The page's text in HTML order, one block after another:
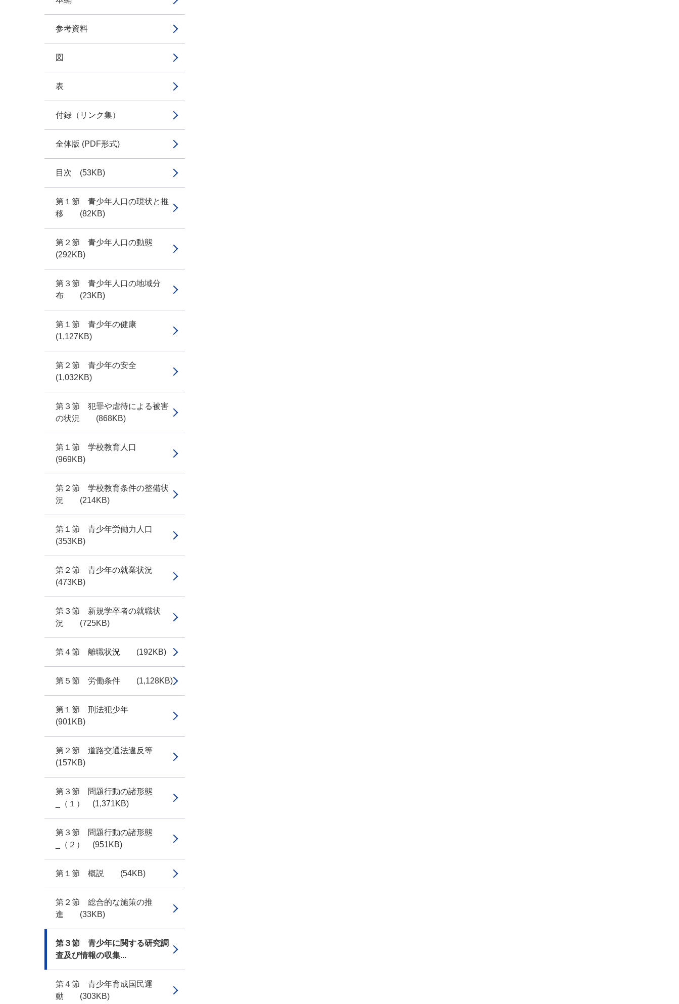
参考資料
図
表
付録（リンク集）
全体版 (PDF形式)
目次 (53KB)
第１節 青少年人口の現状と推
移 (82KB)
第２節 青少年人口の動態
(292KB)
第３節 青少年人口の地域分
布 (23KB)
第１節 青少年の健康
(1,127KB)
第２節 青少年の安全
(1,032KB)
第３節 犯罪や虐待による被害
の状況 (868KB)
第１節 学校教育人口
(969KB)
第２節 学校教育条件の整備状
況 (214KB)
第１節 青少年労働力人口
(353KB)
第２節 青少年の就業状況
(473KB)
第３節 新規学卒者の就職状
況 (725KB)
第４節 離職状況 (192KB)
第５節 労働条件 (1,128KB)
第１節 刑法犯少年
(901KB)
第２節 道路交通法違反等
(157KB)
第３節 問題行動の諸形態
_（１） (1,371KB)
第３節 問題行動の諸形態
_（２） (951KB)
第１節 概説 (54KB)
第２節 総合的な施策の推
進 (33KB)
第３節 青少年に関する研究調
査及び情報の収集...
第４節 青少年育成国民運
動 (303KB)